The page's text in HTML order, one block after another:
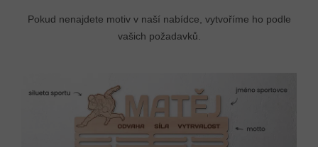
Pokud nenajdete motiv v naší nabídce, vytvoříme ho podle
vašich požadavků.